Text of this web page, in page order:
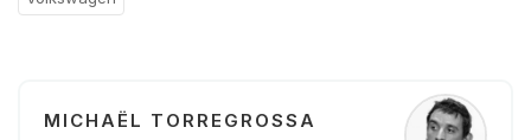
MICHAËL TORREGROSSA